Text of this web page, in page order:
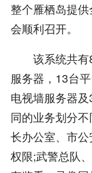
整个雁栖岛提
会顺利召开。
该系统共有
服务器，13台
电视墙服务器
同的业务划分
长办公室、市
权限;武警总队